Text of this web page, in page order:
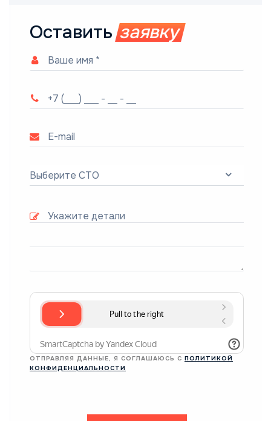
Оставить заявку
Выберите СТО
ОТПРАВЛЯЯ ДАННЫЕ, Я СОГЛАШАЮСЬ С ПОЛИТИКОЙ
КОНФИДЕНЦИАЛЬНОСТИ